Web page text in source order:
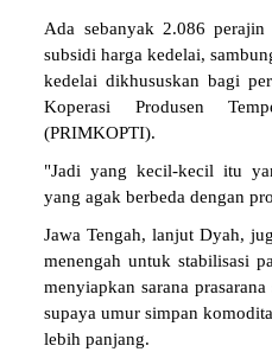
Ada sebanyak 2.086
subsidi harga kedelai,
kedelai dikhususkan bagi
Koperasi Produsen
(PRIMKOPTI).
"Jadi yang kecil-kecil itu
yang agak berbeda dengan
Jawa Tengah, lanjut Dyah,
menengah untuk stabilisasi
menyiapkan sarana
supaya umur simpan
lebih panjang.